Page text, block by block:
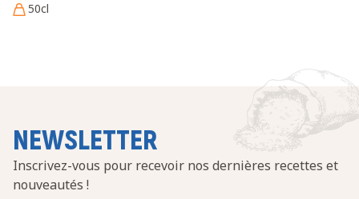
50cl
NEWSLETTER
Inscrivez-vous pour recevoir nos dernières recettes et
nouveautés !